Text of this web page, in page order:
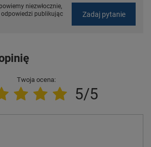
niezwłocznie,
publikując
Zadaj pytanie
Twoja ocena:
5/5